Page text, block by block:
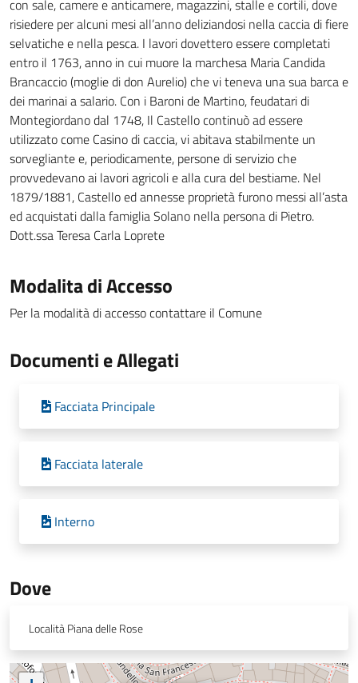
con sale, camere e anticamere, magazzini, stalle e cortili, dove
risiedere per alcuni mesi all’anno deliziandosi nella caccia di fiere
selvatiche e nella pesca. I lavori dovettero essere completati
entro il 1763, anno in cui muore la marchesa Maria Candida
Brancaccio (moglie di don Aurelio) che vi teneva una sua barca e
dei marinai a salario. Con i Baroni de Martino, feudatari di
Montegiordano dal 1748, Il Castello continuò ad essere
utilizzato come Casino di caccia, vi abitava stabilmente un
sorvegliante e, periodicamente, persone di servizio che
provvedevano ai lavori agricoli e alla cura del bestiame. Nel
1879/1881, Castello ed annesse proprietà furono messi all’asta
ed acquistati dalla famiglia Solano nella persona di Pietro.
Dott.ssa Teresa Carla Loprete
Modalita di Accesso
Per la modalità di accesso contattare il Comune
Documenti e Allegati
Facciata Principale
Facciata laterale
Interno
Dove
Località Piana delle Rose